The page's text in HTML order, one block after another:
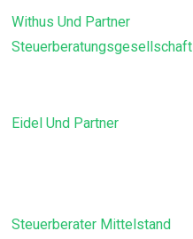
Withus Und Partner
Steuerberatungsgesellschaft
Eidel Und Partner
Steuerberater Mittelstand